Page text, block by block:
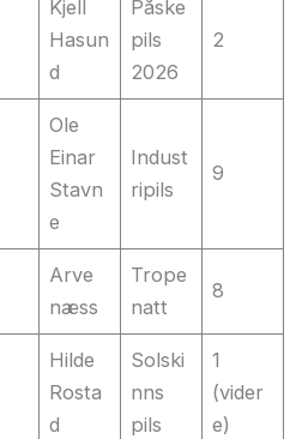
Kjell
Hasun
d
Påske
pils
2026
2
Ole
Einar
Stavn
e
Indust
ripils
9
Arve
næss
Trope
natt
8
Hilde
Rosta
d
Solski
nns
pils
1
(vider
e)